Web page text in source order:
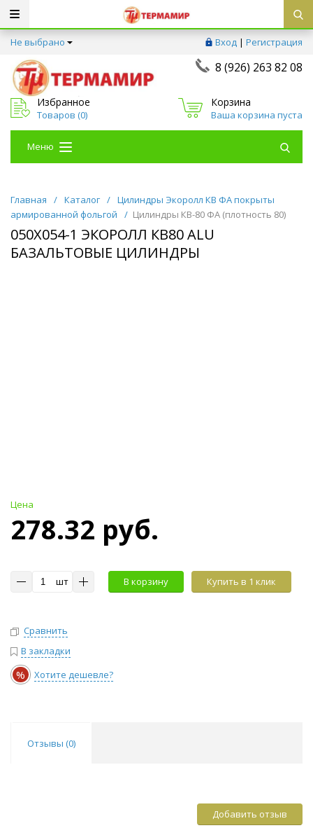
Не выбрано Вход | Регистрация
8 (926) 263 82 08
Избранное
Товаров (0)
Корзина
Ваша корзина пуста
Меню
Главная / Каталог / Цилиндры Экоролл КВ ФА покрыты
армированной фольгой
/ Цилиндры КВ-80 ФА (плотность 80)
050Х054-1 ЭКОРОЛЛ КВ80 ALU
БАЗАЛЬТОВЫЕ ЦИЛИНДРЫ
Цена
278.32 руб.
шт В корзину Купить в 1 клик
Сравнить
В закладки
% Хотите дешевле?
Отзывы (0)
Добавить отзыв